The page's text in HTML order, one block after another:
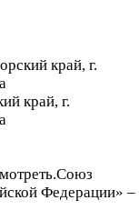
край, г.
край, г.
Союз
Федерации» –